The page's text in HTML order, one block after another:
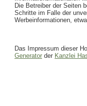
Die Betreiber der Seiten
Schritte im Falle der
Werbeinformationen,
Das Impressum dieser
Generator der Kanzlei